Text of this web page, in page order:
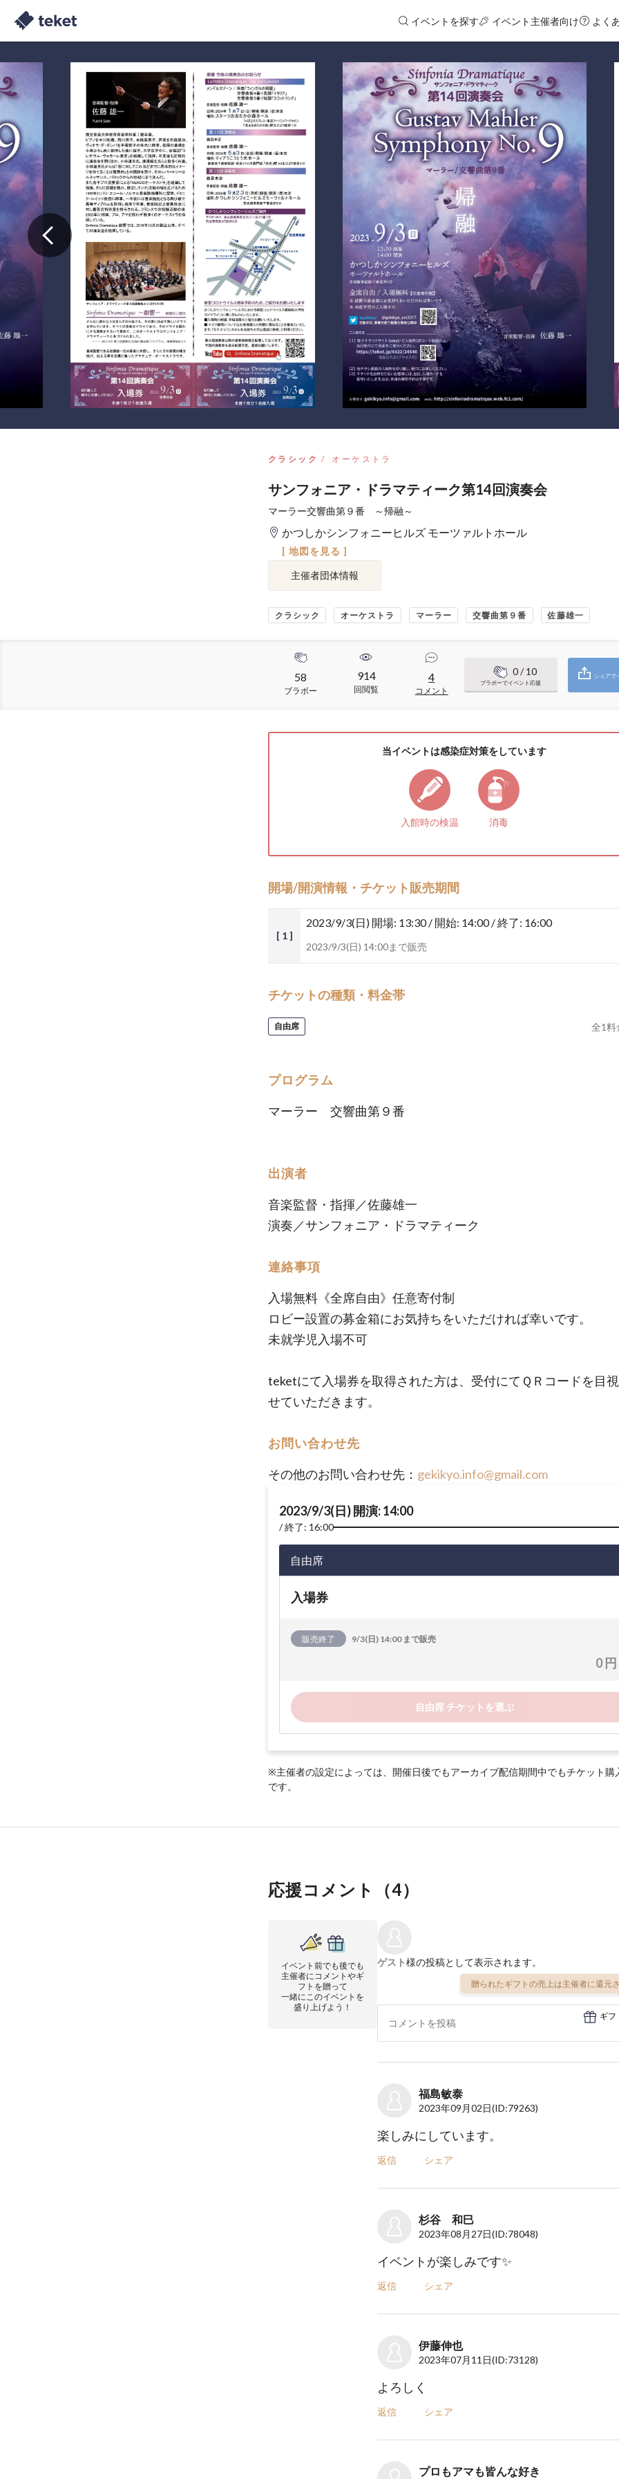
イベントを探す イベント主催者向け よく
クラシック オーケストラ
サンフォニア・ドラマティーク第14回演奏会
マーラー交響曲第９番 ～帰融～
かつしかシンフォニーヒルズ モーツァルトホール
[ 地図を見る ]
主催者団体情報
クラシック オーケストラ マーラー 交響曲第９番 佐藤雄一
58
ブラボー
914
回閲覧
4
コメント
0/ 10
ブラボーでイベント応援
シェアで
当イベントは感染症対策をしています
入館時の検温 消毒
開場/開演情報・チケット販売期間
[ 1 ]
2023/9/3(日) 開場: 13:30 / 開始: 14:00 / 終了: 16:00
2023/9/3(日) 14:00まで販売
チケットの種類・料金帯
自由席 全1料
プログラム
マーラー 交響曲第９番
出演者
音楽監督・指揮／佐藤雄一
演奏／サンフォニア・ドラマティーク
連絡事項
入場無料《全席自由》任意寄付制
ロビー設置の募金箱にお気持ちをいただければ幸いです。
未就学児入場不可
teketにて入場券を取得された方は、受付にてＱＲコードを目
せていただきます。
お問い合わせ先
その他のお問い合わせ先： gekikyo.info@gmail.com
2023/9/3(日) 開演: 14:00
終了: 16:00
自由席
入場券
販売終了 9/3(日) 14:00 まで販売
0 円
自由席 チケットを選ぶ
※主催者の設定によっては、開催日後でもアーカイブ配信期間中でもチケット購
です。
応援コメント（4）
イベント前でも後でも
主催者にコメントやギ
フトを贈って
一緒にこのイベントを
盛り上げよう！
ゲスト様の投稿として表示されます。
贈られたギフトの売上は主催者に還元
ギフ
福島敏泰
2023年09月02日(ID:79263)
楽しみにしています。
返信 シェア
杉谷 和巳
2023年08月27日(ID:78048)
イベントが楽しみです✨
返信 シェア
伊藤伸也
2023年07月11日(ID:73128)
よろしく
返信 シェア
プロもアマも皆んな好き